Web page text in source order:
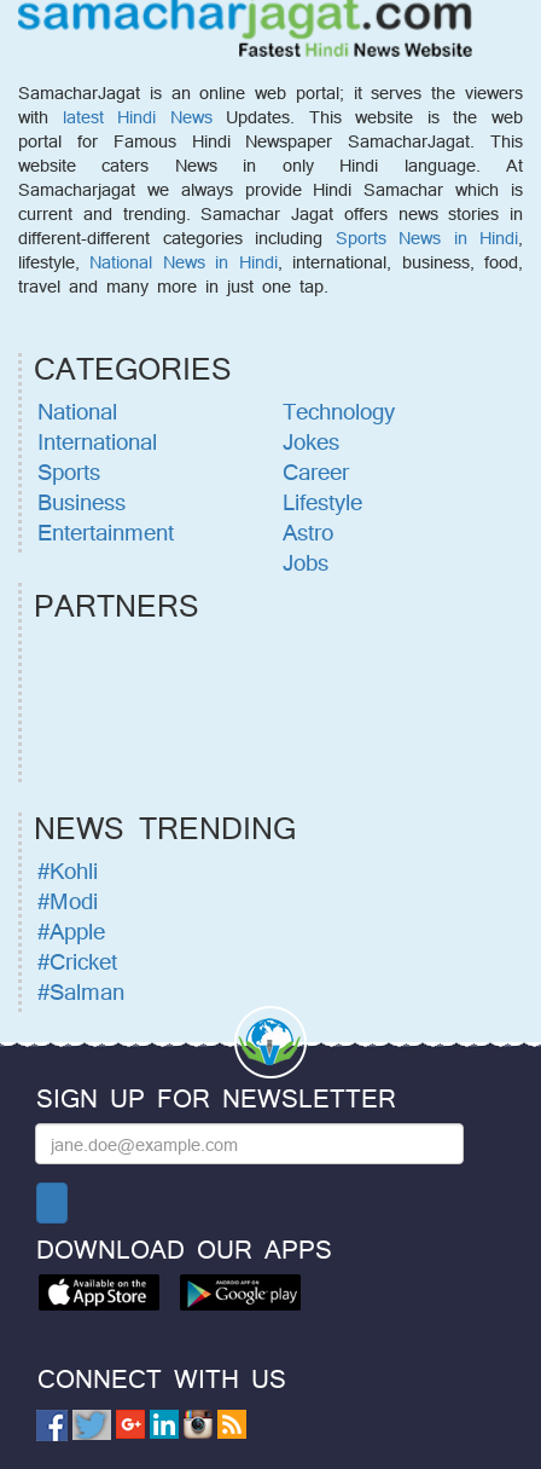
SamacharJagat is an online web portal; it serves the viewers
with latest Hindi NewsUpdates. This website is the web
portal for Famous Hindi Newspaper SamacharJagat. This
website caters News in only Hindi language. At
Samacharjagat we always provide Hindi Samachar which is
current and trending. Samachar Jagat offers news stories in
different-different categories including Sports News in Hindi,
lifestyle, National News in Hindi, international, business, food,
travel and many more in just one tap.
CATEGORIES
National
International
Sports
Business
Entertainment
Technology
Jokes
Career
Lifestyle
Astro
Jobs
PARTNERS
NEWS TRENDING
#Kohli
#Modi
#Apple
#Cricket
#Salman
SIGN UP FOR NEWSLETTER
DOWNLOAD OUR APPS
CONNECT WITH US